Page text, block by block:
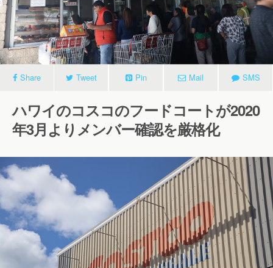
Share Tweet Pin Mail SMS
ハワイのコスコのフードコートが2020
年3月よりメンバー確認を厳格化